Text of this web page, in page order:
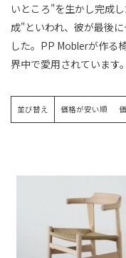
いところ"を生かし完成
成"といわれ、彼が最後
した。PP Moblerが作る
界中で愛用されています。
並び替え 価格が安い順